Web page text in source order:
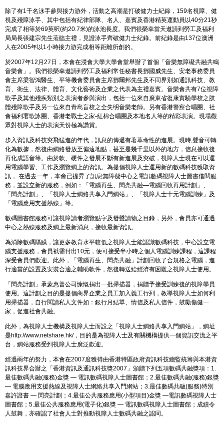
除了有1千名泳手參與接力游外，活動之高潮是打破健力士紀錄，159名視障、健
視及殘障泳手、其中包括有紀律部隊、名人、嘉賓及香港精英運動員以40分21秒
完成了相等於69英呎(約20.7米)的泳池長度。我們很榮幸當天邀請到勞工及福利
局局長張建宗先生蒞臨主禮，見證泳手齊破健力士紀錄。前紀錄是由137位澳洲
人在2005年以1小時接力游完成相等距離所創的。
於2007年12月27日，本會在浸會大學大學會堂舉辦了首個「音樂無障礙共融共鳴
音樂會」。我們很榮幸邀請到勞工及福利常任秘書長鄧國威先生、安老事務委員
會主席梁智鴻醫生、平等機會委員會主席鄧爾邦先生及不同界別如通訊科技、教
育、衛生、法律、體育、文化藝術及企業之代表為主禮嘉賓。音樂會共有7位視障
歌手及其他殘疾類別之表演者參與演出，包括一位來自廣東省復康實驗學校之肢
體殘障歌手及另一位來自青島盲校之全失明音樂老師。另有香港警察合唱團、社
會福利署歌詠團、香港老戰士之家-紅棉合唱團及本地名人等的精彩表演。現場觀
眾對視障人士的表演天份極為讚賞。
步入資訊及科技突飛猛進的年代，訊息的傳遞有著革命性的進展。現時,聲音可轉
化為數據，然後由網絡發放至偏遠地點，甚至是幾千里以外的地方，信息接收後
再化成語音等。由於軟、硬件之發展不斷有新進展及突破，視障人士現在可以運
用電腦學習、工作及瀏覽網上的資訊。為提倡視障人士運用新的數碼科技獲取資
訊， 在過去一年，本會已提昇了訊息無障礙中心之電訊數碼視障人士圖書借閱服
務，並設立新的服務，例如：「電腦再生、閃亮共融—電腦回收再用計劃」、
「閃亮計劃」、「視障人士網絡共享入門網站」、「視障人士十元電腦訓練」及
「電腦應用支援熱線」等。
數碼圖書館服務可讓視障讀者瀏覽點字及發聲讀物之目錄，另外，會員亦可通過
中心之熱線服務及網上最新消息，接收最新資訊。
為消除數碼隔膜，讓更多教育水平較低之視障人士能認識數碼科技，中心設立電
腦支援服務，會員祇需付出10元，便可接受半小時之個人電腦訓練課程，這課程
深受會員們歡迎。此外，「電腦再生、閃亮共融」計劃回收了合規格之電腦，進
行適當的設置及安裝合適之輔助軟件，然後轉送給經濟有困難之視障人士使用。
「閃亮計劃」承蒙惠普公司慷慨捐出一批掃描器，捐贈予接受訓練後的視障學員
使用。這計劃之目的是提倡商界企業之員工加入義工行列，教導視障人士如何利
用掃描器，自行閱讀私人文件如：銀行月結單、情信及私人信件，鼓勵傷健一
家，促進社會共融。
此外，為視障人士機構及視障人士而設之「視障人士網絡共享入門網站」，網址
是http://www.netshare.hk/，目的是為視障人士及有關機構提供一個資訊交流之平
台，網站服務受到視障人士廣泛歡迎。
經過兩年的努力，本會在2007度獲得由香港特區政府資訊科技總監統籌與本港資
訊科技界合辦之「香港資訊及通訊科技獎2007」頒贈下列五項數碼共融獎項：1.
最佳數碼共融(服務)金獎 — 電訊數碼視障人士圖書館；2.最佳數碼共融(服務)銀獎
— 電腦應用支援熱線及視障人士網絡共享入門網站；3.最佳數碼共融(服務)特別
嘉許證書 — 閃亮計劃；4.最佳公共服務應用(小型項目)金獎 —電訊數碼視障人士
圖書館；5.最佳公共服務應用(電子化)銀獎 — 電訊數碼視障人士圖書館；成績令
人鼓舞，亦確認了社會人士對推動視障人士數碼共融之認同。